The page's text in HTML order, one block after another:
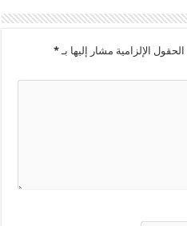
الحقول الإلزامية مشار إليها بـ*